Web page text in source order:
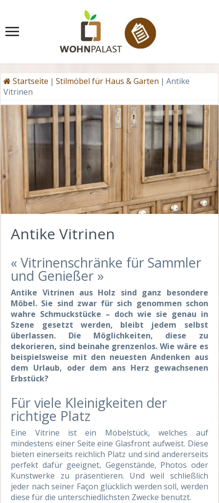
Startseite | Stilmöbel für Haus & Garten | Antike
Vitrinen
Antike Vitrinen
« Vitrinenschränke für Sammler
und Genießer »
Antike Vitrinen aus Holz sind ganz besondere
Möbel. Sie sind zwar für sich genommen schon
wahre Schmuckstücke – doch wie sie genau in
Szene gesetzt werden, bleibt jedem selbst
überlassen. Die Möglichkeiten, diese zu
dekorieren, sind beinahe grenzenlos. Wie wäre es
beispielsweise mit den neuesten Andenken aus
dem Urlaub, oder dem ans Herz gewachsenen
Erbstück?
Für viele Kleinigkeiten der
richtige Platz
Eine Vitrine ist ein Möbelstück, welches auf
mindestens einer Seite eine Glasfront aufweist. Diese
bieten einerseits reichlich Platz und sind andererseits
perfekt dafür geeignet, Gegenstände, Photos oder
Kunstwerke zu präsentieren. Und weil schließlich
jeder nach seiner Façon glücklich werden soll, werden
diese für die unterschiedlichsten Zwecke benutzt.